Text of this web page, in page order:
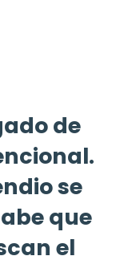
de
se
que
el